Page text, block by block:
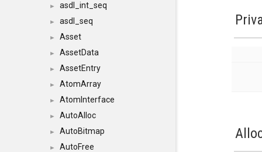
► asdl_int_seq
► asdl_seq
► Asset
► AssetData
► AssetEntry
► AtomArray
► AtomInterface
► AutoAlloc
► AutoBitmap
► AutoFree